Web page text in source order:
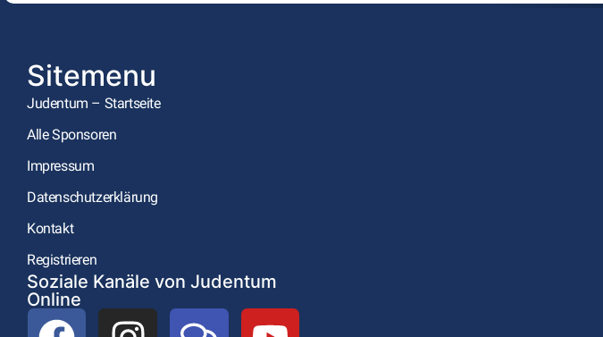
Sitemenu
Judentum – Startseite
Alle Sponsoren
Impressum
Datenschutzerklärung
Kontakt
Registrieren
Soziale Kanäle von Judentum
Online